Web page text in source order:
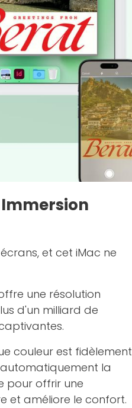
Immersion
et cet iMac ne
une résolution
d'un milliard de
couleur est fidèlement
la
pour offrir une
et améliore le confort.